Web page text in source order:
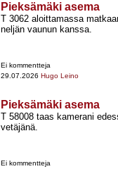
Pieksämäki asema
T 3062 aloittamassa
neljän vaunun kanssa.
Ei kommentteja
29.07.2026 Hugo Leino
Pieksämäki asema
T 58008 taas kamerani
vetäjänä.
Ei kommentteja